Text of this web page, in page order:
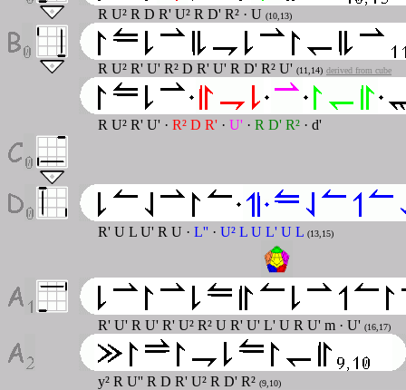
R U² R D R' U² R D' R² · U (10,13)
R U² R' U' R² D R' U' R D' R² U' (11,14) derived from cube
R U² R' U' · R² D R' · U' · R D' R² · d'
R' U L U' R U · L'' · U² L U L' U L (13,15)
R' U' R U' R' U² R² U R' U' L' U R U' m · U' (16,17)
y² R U'' R D R' U² R D' R² (9,10)